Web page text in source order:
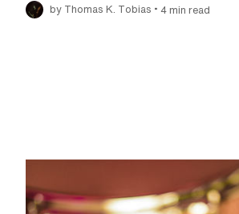
by Thomas K. Tobias • 4 min read